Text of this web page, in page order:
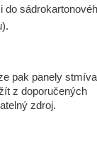
do
pak panely
z doporučených
zdroj.